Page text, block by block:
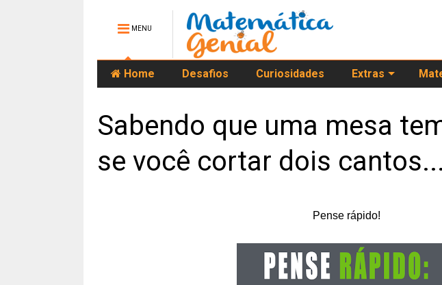
MENU
Home Desafios Curiosidades Extras
Sabendo que uma mesa
se você cortar dois cantos...
Pense rápido!